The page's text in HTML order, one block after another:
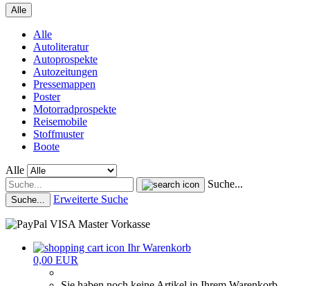
Alle
Alle
Autoliteratur
Autoprospekte
Autozeitungen
Pressemappen
Poster
Motorradprospekte
Reisemobile
Stoffmuster
Boote
Alle
Suche...
Suche... Erweiterte Suche
Ihr Warenkorb
0,00 EUR